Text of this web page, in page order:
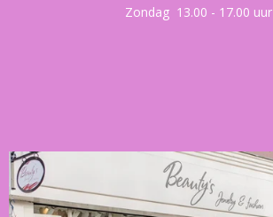
Zondag 13.00 - 17.00 uur